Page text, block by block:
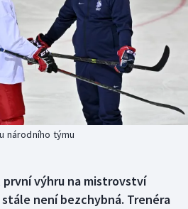
národního týmu
výhru na mistrovství
není bezchybná. Trenéra